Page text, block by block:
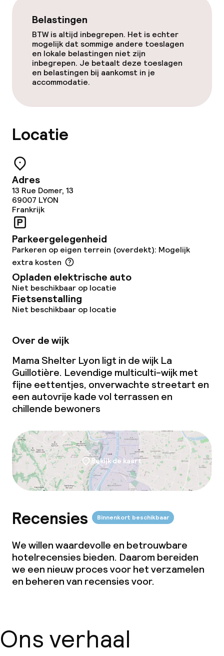
Belastingen
BTW is altijd inbegrepen. Het is echter
mogelijk dat sommige andere toeslagen
en lokale belastingen niet zijn
inbegrepen. Je betaalt deze toeslagen
en belastingen bij aankomst in je
accommodatie.
Locatie
Adres
13 Rue Domer, 13
69007 LYON
Frankrijk
Parkeergelegenheid
Parkeren op eigen terrein (overdekt): Mogelijk
extra kosten
Opladen elektrische auto
Niet beschikbaar op locatie
Fietsenstalling
Niet beschikbaar op locatie
Over de wijk
Mama Shelter Lyon ligt in de wijk La
Guillotière. Levendige multiculti-wijk met
fijne eettentjes, onverwachte streetart en
een autovrije kade vol terrassen en
chillende bewoners
Bekijk de kaart
Recensies Binnenkort beschikbaar
We willen waardevolle en betrouwbare
hotelrecensies bieden. Daarom bereiden
we een nieuw proces voor het verzamelen
en beheren van recensies voor.
Ons verhaal